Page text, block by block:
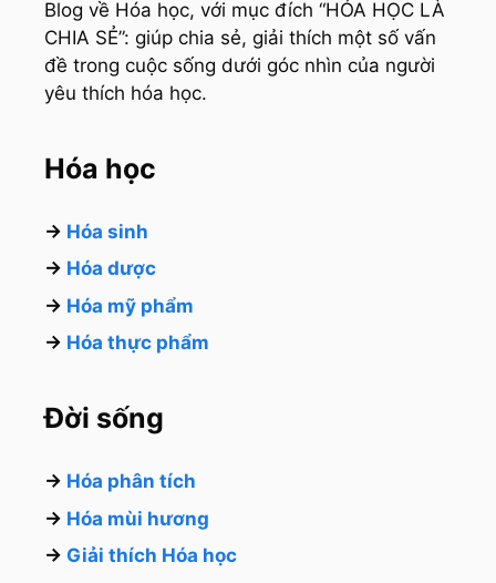
Blog về Hóa học, với mục đích “HÓA HỌC LÀ
CHIA SẺ”: giúp chia sẻ, giải thích một số vấn
đề trong cuộc sống dưới góc nhìn của người
yêu thích hóa học.
Hóa học
→ Hóa sinh
→ Hóa dược
→ Hóa mỹ phẩm
→ Hóa thực phẩm
Đời sống
→ Hóa phân tích
→ Hóa mùi hương
→ Giải thích Hóa học